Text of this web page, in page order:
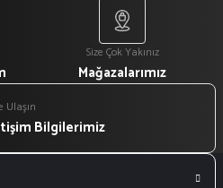
Size Çok Yakınız
Mağazalarımız
Ulaşın
Bilgilerimiz